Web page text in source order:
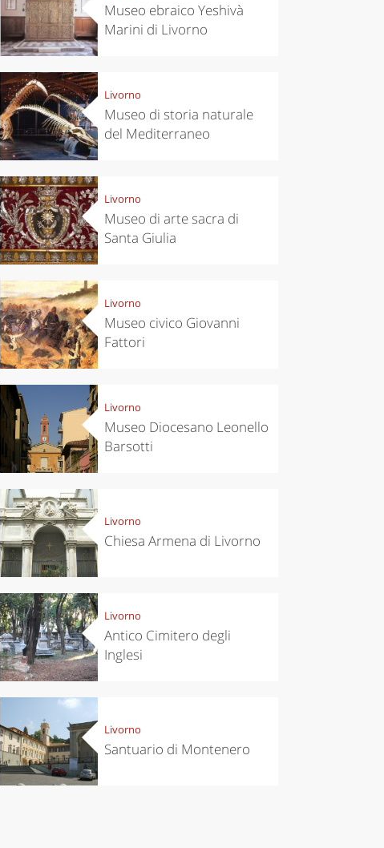
Kitchen
Autumn in
Trentino:
wines,
cheeses and
Ciuìga
Kitchen
Museo ebraico Yeshivà
Marini di Livorno
Livorno
Museo di storia naturale
del Mediterraneo
Livorno
Museo di arte sacra di
Santa Giulia
Livorno
Museo civico Giovanni
Fattori
Livorno
Museo Diocesano Leonello
Barsotti
Livorno
Chiesa Armena di Livorno
Livorno
Antico Cimitero degli
Inglesi
Livorno
Santuario di Montenero